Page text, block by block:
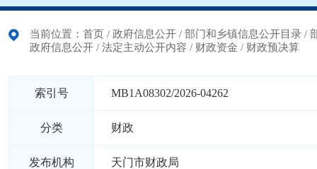
当前位置： 首页 / 政府信息公开 / 部门和乡镇信息公开目录 /
政府信息公开 / 法定主动公开内容 / 财政资金 / 财政预决算
索引号 MB1A08302/2026-04262
分类 财政
发布机构 天门市财政局